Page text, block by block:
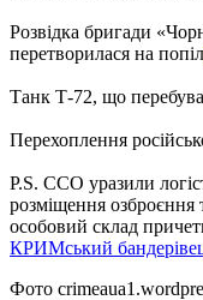
Розвідка бригади
перетворилася на попіл
Танк Т-72, що
Перехоплення
P.S. ССО уразили
розміщення озброєння
особовий склад
КРИМський
Фото